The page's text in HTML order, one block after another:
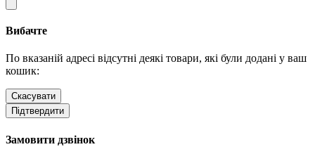
Вибачте
По вказаній адресі відсутні деякі товари, які були додані у ваш
кошик:
Скасувати
Підтвердити
Замовити дзвінок